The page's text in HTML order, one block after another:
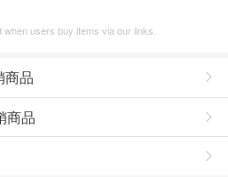
when users buy items via our links.
商品
商品